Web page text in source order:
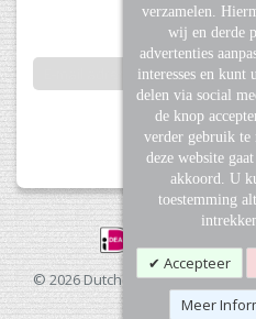
onze
nieuwsbrief
© 2026 Dutch Gun Accessories.
verzamelen.
wij en derde
advertenties
interesses en kunt
delen via social
de knop
verder gebruik te
deze website
akkoord. U
toestemming
Accepteer
Meer